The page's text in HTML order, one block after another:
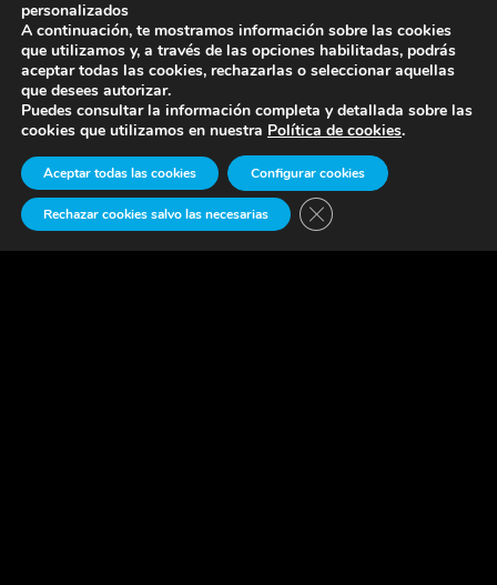
Página 1 de 5
3 4
personalizados
A continuación, te mostramos información sobre las cookies
que utilizamos y, a través de las opciones habilitadas, podrás
aceptar todas las cookies, rechazarlas o seleccionar aquellas
que desees autorizar.
Puedes consultar la información completa y detallada sobre las
cookies que utilizamos en nuestra Política de cookies.
Aceptar todas las cookies
Rechazar cookies salvo las necesarias
Configurar cookies
Cerrar el banner de